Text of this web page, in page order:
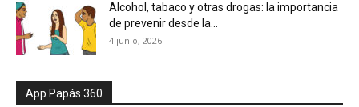
Alcohol, tabaco y otras drogas: la importancia
de prevenir desde la...
4 junio, 2026
App Papás 360